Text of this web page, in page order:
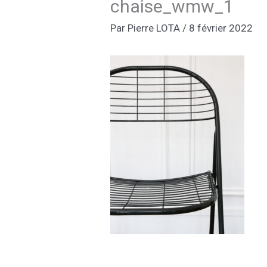
chaise_wmw_1
Par Pierre LOTA / 8 février 2022